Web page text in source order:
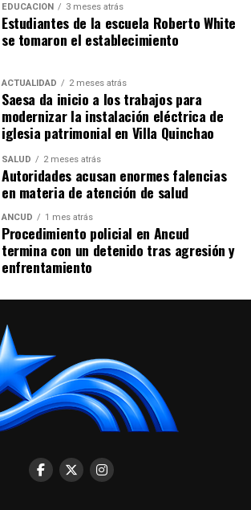
EDUCACIÓN 3 meses atrás
Estudiantes de la escuela Roberto White
se tomaron el establecimiento
ACTUALIDAD 2 meses atrás
Saesa da inicio a los trabajos para
modernizar la instalación eléctrica de
iglesia patrimonial en Villa Quinchao
SALUD 2 meses atrás
Autoridades acusan enormes falencias
en materia de atención de salud
ANCUD 1 mes atrás
Procedimiento policial en Ancud
termina con un detenido tras agresión y
enfrentamiento